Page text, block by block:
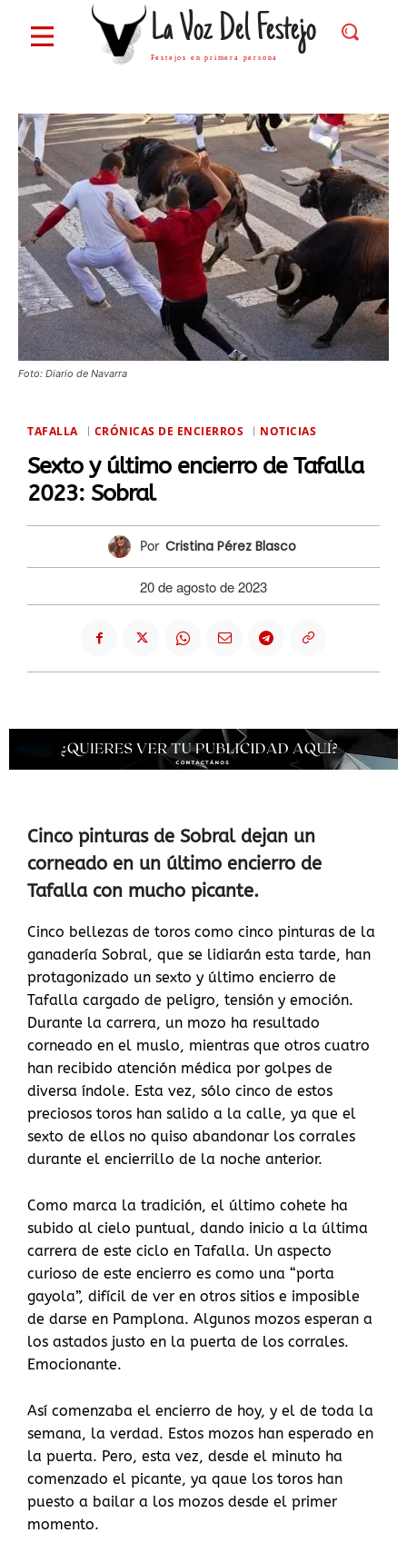
La Voz Del Festejo
Festejos en primera persona
Foto: Diario de Navarra
TAFALLA CRÓNICAS DE ENCIERROS NOTICIAS
Sexto y último encierro de Tafalla
2023: Sobral
Por Cristina Pérez Blasco
20 de agosto de 2023
Cinco pinturas de Sobral dejan un
corneado en un último encierro de
Tafalla con mucho picante.
Cinco bellezas de toros como cinco pinturas de la
ganadería Sobral, que se lidiarán esta tarde, han
protagonizado un sexto y último encierro de
Tafalla cargado de peligro, tensión y emoción.
Durante la carrera, un mozo ha resultado
corneado en el muslo, mientras que otros cuatro
han recibido atención médica por golpes de
diversa índole. Esta vez, sólo cinco de estos
preciosos toros han salido a la calle, ya que el
sexto de ellos no quiso abandonar los corrales
durante el encierrillo de la noche anterior.
Como marca la tradición, el último cohete ha
subido al cielo puntual, dando inicio a la última
carrera de este ciclo en Tafalla. Un aspecto
curioso de este encierro es como una “porta
gayola”, difícil de ver en otros sitios e imposible
de darse en Pamplona. Algunos mozos esperan a
los astados justo en la puerta de los corrales.
Emocionante.
Así comenzaba el encierro de hoy, y el de toda la
semana, la verdad. Estos mozos han esperado en
la puerta. Pero, esta vez, desde el minuto ha
comenzado el picante, ya qaue los toros han
puesto a bailar a los mozos desde el primer
momento.